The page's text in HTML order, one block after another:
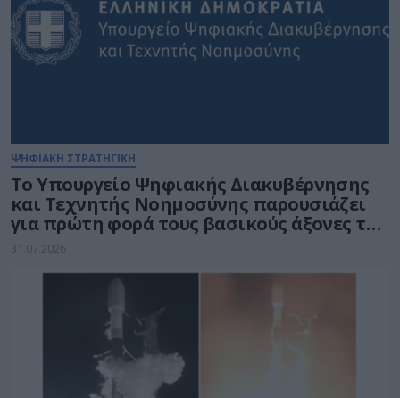
ΨΗΦΙΑΚΗ ΣΤΡΑΤΗΓΙΚΗ
Το Υπουργείο Ψηφιακής Διακυβέρνησης
και Τεχνητής Νοημοσύνης παρουσιάζει
για πρώτη φορά τους βασικούς άξονες του
νέου Εθνικού Διαστημικού Προγράμματος
31.07.2026